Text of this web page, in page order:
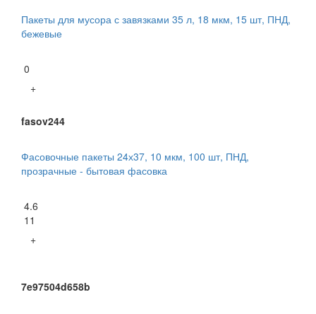
Пакеты для мусора с завязками 35 л, 18 мкм, 15 шт, ПНД,
бежевые
0
+
fasov244
Фасовочные пакеты 24х37, 10 мкм, 100 шт, ПНД,
прозрачные - бытовая фасовка
4.6
11
+
7e97504d658b